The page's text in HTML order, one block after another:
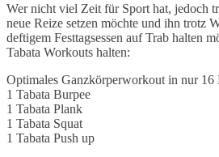
Wer nicht viel Zeit für Sport hat, jedoch
neue Reize setzen möchte und ihn trotz
deftigem Festtagsessen auf Trab halten
Tabata Workouts halten:
Optimales Ganzkörperworkout in nur 16
1 Tabata Burpee
1 Tabata Plank
1 Tabata Squat
1 Tabata Push up